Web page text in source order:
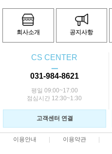
회사소개 공지사항
CS CENTER
ㅡ
031-984-8621
평일 09:00~17:00
점심시간 12:30~1:30
고객센터 연결
이용안내 이용약관